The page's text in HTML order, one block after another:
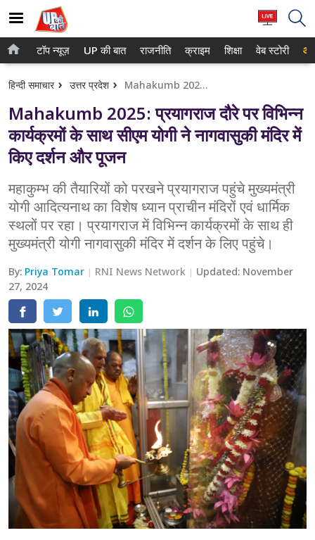
होम
टॉप न्यूज़
UP की बात
राजनीति
क्राइम
शिक्षा
वेब स्टोरी
टॉप न्यूज़ UP की बात राजनीति क्राइम शिक्षा वेब स्टोरी
हिन्दी समाचार उत्तर प्रदेश Mahakumb 2025: प्रयागराज दौरे पर विभिन्न कार्यक्रमों के साथ सीएम योगी ने नागवासुकी मंदिर में किए दर्शन और पूजन
Mahakumb 2025: प्रयागराज दौरे पर विभिन्न
कार्यक्रमों के साथ सीएम योगी ने नागवासुकी मंदिर में
किए दर्शन और पूजन
महाकुम्भ की तैयारियों को परखने प्रयागराज पहुंचे मुख्यमंत्री
योगी आदित्यनाथ का विशेष ध्यान प्राचीन मंदिरों एवं धार्मिक
स्थलों पर रहा। प्रयागराज में विभिन्न कार्यक्रमों के साथ ही
मुख्यमंत्री योगी नागवासुकी मंदिर में दर्शन के लिए पहुंचे।
By: Priya Tomar RNI News Network Updated: November
27, 2024
गाजियाबाद
लखनऊ
कानपुर
वाराणसी
आगरा
अयोध्या
अलीगढ़
मथुरा
मेरठ
मुरादाबाद
गोरखपुर
प्रयागराज
रामपुर